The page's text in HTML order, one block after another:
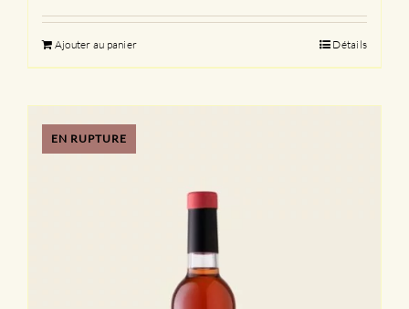
Ajouter au panier Détails
EN RUPTURE